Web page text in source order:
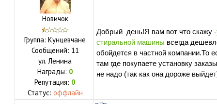
Новичок
Группа: Кунцевчане
Сообщений: 11
ул. Ленина
Награды: 0
Репутация: 0
Статус: оффлайн
Добрый день!Я вам вот что скажу -
стиральной машины всегда
обойдется в частной компании.То
там где покупаете установку
не надо (так как она дороже